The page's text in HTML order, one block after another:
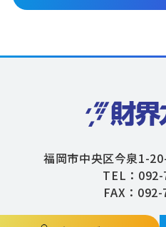
福岡市中央区今泉1-
TEL：
FAX：